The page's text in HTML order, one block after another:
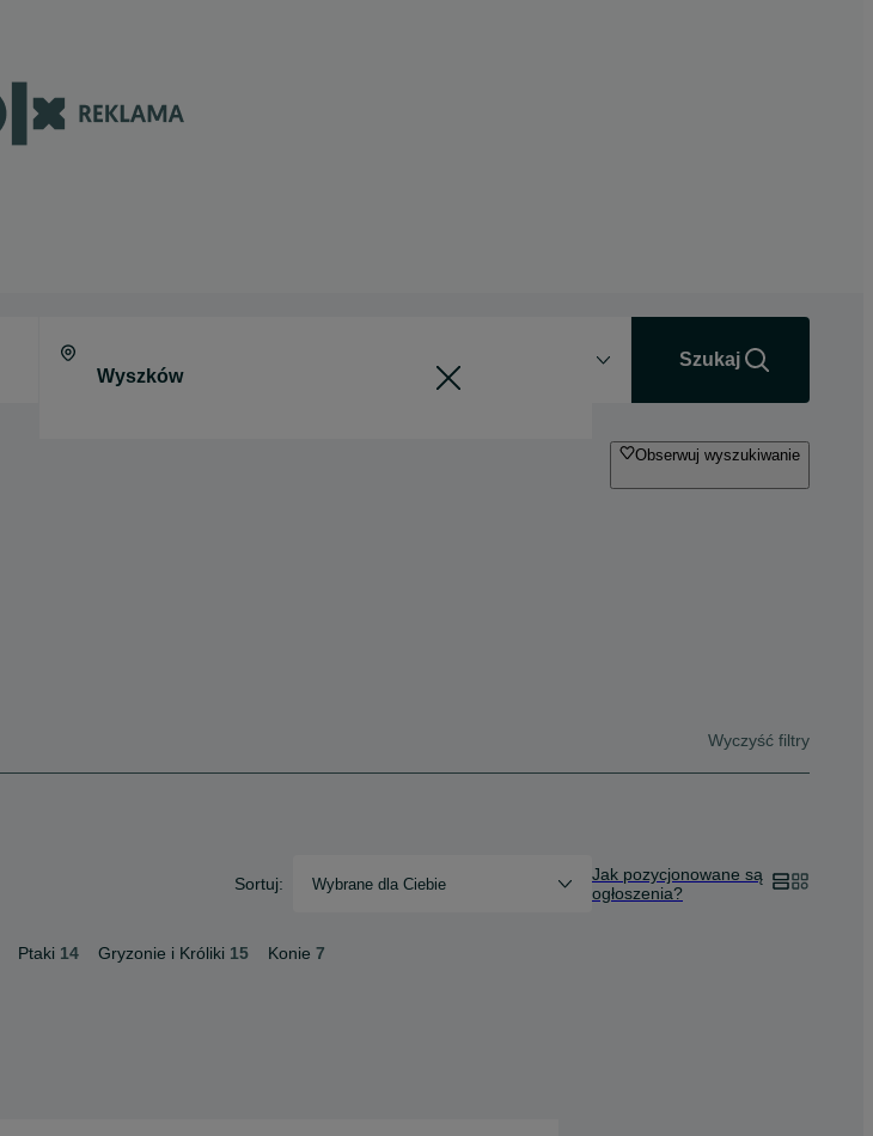
Szukaj
Obserwuj wyszukiwanie
Wyczyść filtry
Sortuj: Wybrane dla Ciebie
Jak pozycjonowane są
ogłoszenia?
Ptaki 14 Gryzonie i Króliki 15 Konie 7